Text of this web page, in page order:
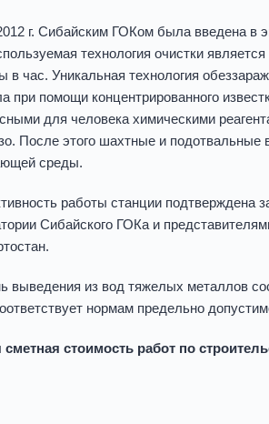
г. Сибайским ГОКом была введена в
технология очистки
в час. Уникальная технология
при помощи концентрированного
для человека химическими
После этого шахтные и
среды.
работы станции подтверждена
Сибайского ГОКа и
выведения из вод тяжелых металлов
нормам предельно
стоимость работ по